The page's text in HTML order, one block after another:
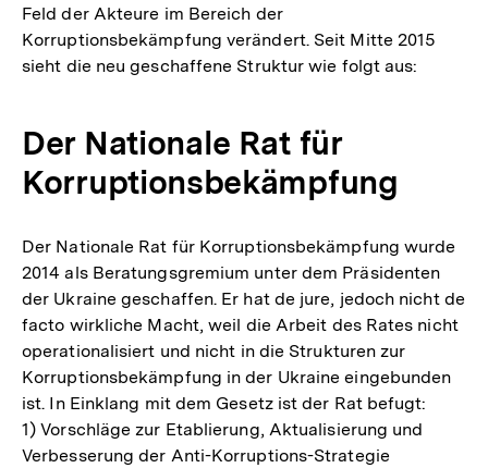
Feld der Akteure im Bereich der
Korruptionsbekämpfung verändert. Seit Mitte 2015
sieht die neu geschaffene Struktur wie folgt aus:
Der Nationale Rat für
Korruptionsbekämpfung
Der Nationale Rat für Korruptionsbekämpfung wurde
2014 als Beratungsgremium unter dem Präsidenten
der Ukraine geschaffen. Er hat de jure, jedoch nicht de
facto wirkliche Macht, weil die Arbeit des Rates nicht
operationalisiert und nicht in die Strukturen zur
Korruptionsbekämpfung in der Ukraine eingebunden
ist. In Einklang mit dem Gesetz ist der Rat befugt:
1) Vorschläge zur Etablierung, Aktualisierung und
Verbesserung der Anti-Korruptions-Strategie